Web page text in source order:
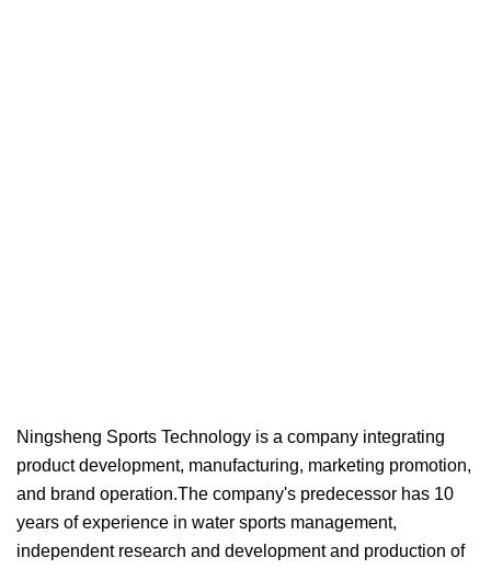
Ningsheng Sports Technology is a company integrating
product development, manufacturing, marketing promotion,
and brand operation.The company's predecessor has 10
years of experience in water sports management,
independent research and development and production of